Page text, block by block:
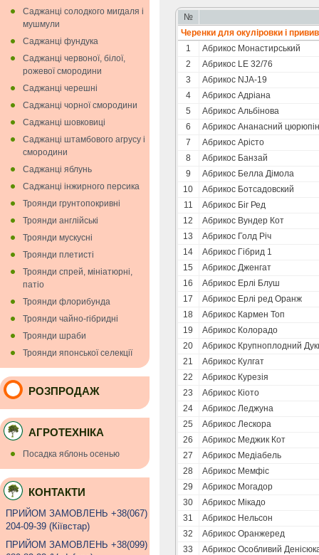
№
Черенки для окулiровки i
1
Абрикоc Монастирський
2
Абрикос LE 32/76
3
Абрикос NJA-19
4
Абрикос Адріана
5
Абрикос Альбінова
6
Абрикос Ананасний
7
Абрикос Арісто
8
Абрикос Банзай
9
Абрикос Белла Дімола
10
Абрикос Ботсадовский
11
Абрикос Біг Ред
12
Абрикос Вундер Кот
13
Абрикос Голд Річ
14
Абрикос Гібрид 1
15
Абрикос Дженгат
16
Абрикос Ерлі Блуш
17
Абрикос Ерлі ред Оранж
18
Абрикос Кармен Топ
19
Абрикос Колорадо
20
Абрикос Крупноплодний
21
Абрикос Кулгат
22
Абрикос Курезія
23
Абрикос Кіото
24
Абрикос Леджуна
25
Абрикос Лескора
26
Абрикос Меджик Кот
27
Абрикос Медіабель
28
Абрикос Мемфіс
29
Абрикос Могадор
30
Абрикос Мікадо
31
Абрикос Нельсон
32
Абрикос Оранжеред
33
Абрикос Особливий
Саджанці солодкого мигдаля i
мушмули
Саджанці фундука
Саджанці червоної, білої,
рожевої смородини
Саджанці черешні
Саджанці чорної смородини
Саджанці шовковиці
Саджанці штамбового агрусу і
смородини
Саджанці яблунь
Саджанці інжирного персика
Троянди грунтопокривні
Троянди англійські
Троянди мускуснi
Троянди плетисті
Троянди спрей, мініатюрні,
патіо
Троянди флорибунда
Троянди чайно-гібридні
Троянди шраби
Троянди японської селекції
РОЗПРОДАЖ
АГРОТЕХНІКА
Посадка яблонь осенью
КОНТАКТИ
ПРИЙОМ ЗАМОВЛЕНЬ +38(067)
204-09-39 (Кiївстар)
ПРИЙОМ ЗАМОВЛЕНЬ +38(099)